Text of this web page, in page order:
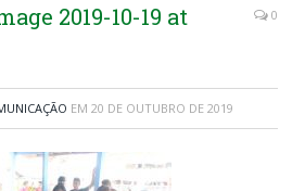
2019-10-19 at
0
EM 20 DE OUTUBRO DE 2019